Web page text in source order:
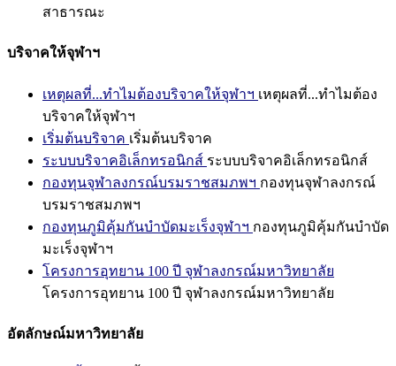
สาธารณะ
บริจาคให้จุฬาฯ
เหตุผลที่...ทำไมต้องบริจาคให้จุฬาฯ เหตุผลที่...ทำไมต้อง
บริจาคให้จุฬาฯ
เริ่มต้นบริจาค เริ่มต้นบริจาค
ระบบบริจาคอิเล็กทรอนิกส์ ระบบบริจาคอิเล็กทรอนิกส์
กองทุนจุฬาลงกรณ์บรมราชสมภพฯ กองทุนจุฬาลงกรณ์
บรมราชสมภพฯ
กองทุนภูมิคุ้มกันบำบัดมะเร็งจุฬาฯ กองทุนภูมิคุ้มกันบำบัด
มะเร็งจุฬาฯ
โครงการอุทยาน 100 ปี จุฬาลงกรณ์มหาวิทยาลัย
โครงการอุทยาน 100 ปี จุฬาลงกรณ์มหาวิทยาลัย
อัตลักษณ์มหาวิทยาลัย